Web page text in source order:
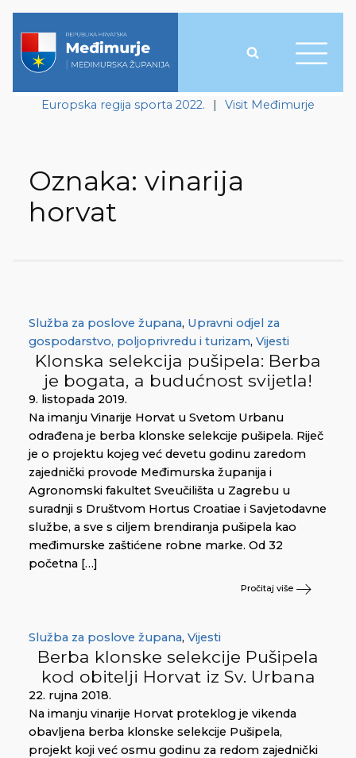
Europska regija sporta 2022. | Visit Međimurje
Oznaka: vinarija
horvat
Služba za poslove župana, Upravni odjel za
gospodarstvo, poljoprivredu i turizam, Vijesti
Klonska selekcija pušipela: Berba
je bogata, a budućnost svijetla!
9. listopada 2019.
Na imanju Vinarije Horvat u Svetom Urbanu
odrađena je berba klonske selekcije pušipela. Riječ
je o projektu kojeg već devetu godinu zaredom
zajednički provode Međimurska županija i
Agronomski fakultet Sveučilišta u Zagrebu u
suradnji s Društvom Hortus Croatiae i Savjetodavne
službe, a sve s ciljem brendiranja pušipela kao
međimurske zaštićene robne marke. Od 32
početna […]
Pročitaj više
Služba za poslove župana, Vijesti
Berba klonske selekcije Pušipela
kod obitelji Horvat iz Sv. Urbana
22. rujna 2018.
Na imanju vinarije Horvat proteklog je vikenda
obavljena berba klonske selekcije Pušipela,
projekt koji već osmu godinu za redom zajednički